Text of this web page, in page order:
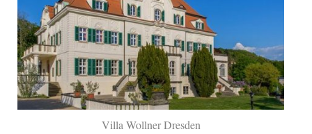
Villa Wollner Dresden